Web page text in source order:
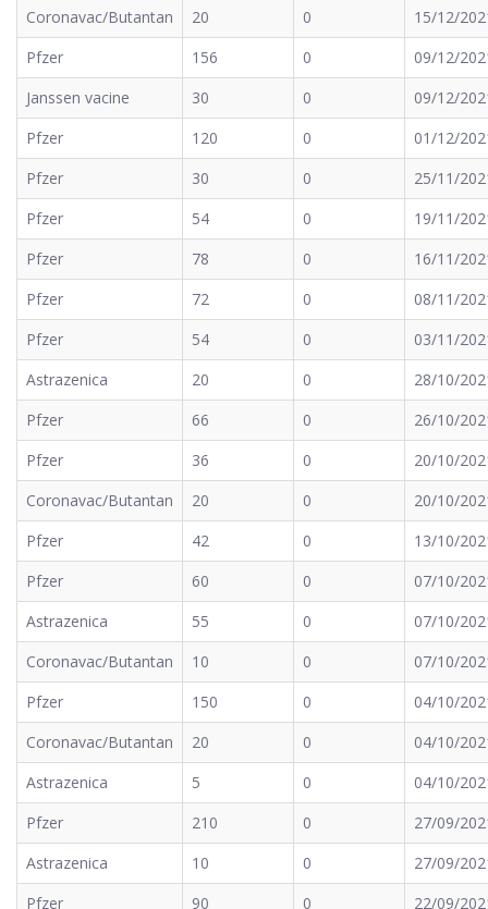
Coronavac/Butantan
20 0
15/12/
Pfzer
156 0
09/12/
Janssen vacine
30 0
09/12/
Pfzer
120 0
01/12/
Pfzer
30 0
25/11/
Pfzer
54 0
19/11/
Pfzer
78 0
16/11/
Pfzer
72 0
08/11/
Pfzer
54 0
03/11/
Astrazenica
20 0
28/10/
Pfzer
66 0
26/10/
Pfzer
36 0
20/10/
Coronavac/Butantan
20 0
20/10/
Pfzer
42 0
13/10/
Pfzer
60 0
07/10/
Astrazenica
55 0
07/10/
Coronavac/Butantan
10 0
07/10/
Pfzer
150 0
04/10/
Coronavac/Butantan
20 0
04/10/
Astrazenica
5 0
04/10/
Pfzer
210 0
27/09/
Astrazenica
10 0
27/09/
Pfzer
90 0 22/09/